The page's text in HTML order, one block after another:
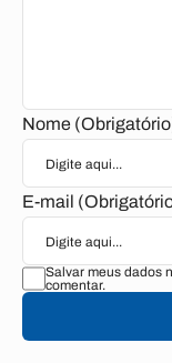
Nome
E-mail
Salvar meus dados
comentar.